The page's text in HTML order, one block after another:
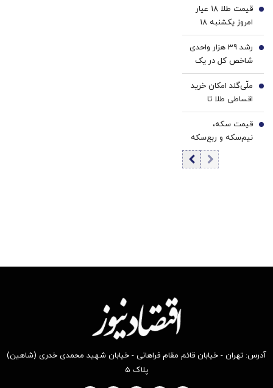
می‌کردیم
تعارف نداریم
قیمت طلا و سکه
قیمت طلا ۱۸ عیار
امروز یکشنبه ۱۸
مرداد ۱۴۰۵/کاهش
قیمت طلا
4
رشد 39 هزار واحدی
شاخص کل در یک
روز پرعرضه | ارزش
معاملات بورس
همت پول حقیقی
زنگ خطر شد
5
ملّی‌گلد امکان خرید
اقساطی طلا تا
سقف یک میلیارد
تومان را فراهم کرد
6
قیمت سکه،
نیم‌سکه و ربع‌سکه
امروز یکشنبه ۱۸
مرداد ۱۴۰۵/ کاهش
7
آدرس: تهران - خیابان قائم مقام فراهانی - خیابان شهید محمدی خدری (شاهین)
پلاک ۵